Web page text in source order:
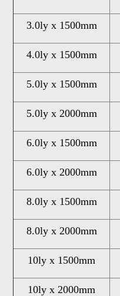
3.0ly x 1500mm
4.0ly x 1500mm
5.0ly x 1500mm
5.0ly x 2000mm
6.0ly x 1500mm
6.0ly x 2000mm
8.0ly x 1500mm
8.0ly x 2000mm
10ly x 1500mm
10ly x 2000mm